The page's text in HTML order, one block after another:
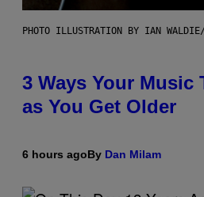
PHOTO ILLUSTRATION BY IAN
3 Ways Your Music
as You Get Older
6 hours agoBy Dan Milam